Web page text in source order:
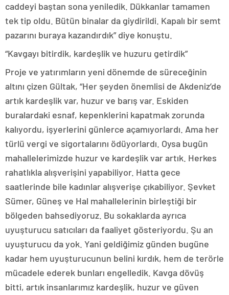
caddeyi baştan sona yeniledik. Dükkanlar tamamen
tek tip oldu. Bütün binalar da giydirildi. Kapalı bir semt
pazarını buraya kazandırdık” diye konuştu.
“Kavgayı bitirdik, kardeşlik ve huzuru getirdik”
Proje ve yatırımların yeni dönemde de süreceğinin
altını çizen Gültak, “Her şeyden önemlisi de Akdeniz’de
artık kardeşlik var, huzur ve barış var. Eskiden
buralardaki esnaf, kepenklerini kapatmak zorunda
kalıyordu, işyerlerini günlerce açamıyorlardı. Ama her
türlü vergi ve sigortalarını ödüyorlardı. Oysa bugün
mahallelerimizde huzur ve kardeşlik var artık. Herkes
rahatlıkla alışverişini yapabiliyor. Hatta gece
saatlerinde bile kadınlar alışverişe çıkabiliyor. Şevket
Sümer, Güneş ve Hal mahallelerinin birleştiği bir
bölgeden bahsediyoruz. Bu sokaklarda ayrıca
uyuşturucu satıcıları da faaliyet gösteriyordu. Şu an
uyuşturucu da yok. Yani geldiğimiz günden bugüne
kadar hem uyuşturucunun belini kırdık, hem de terörle
mücadele ederek bunları engelledik. Kavga dövüş
bitti, artık insanlarımız kardeşlik, huzur ve güven